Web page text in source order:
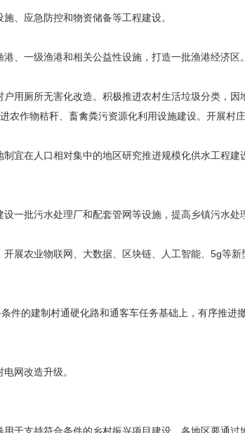
、应急防控和物资储备等工程建设。
、一级渔港和相关公益性设施，打造一批渔港经济区
用厕所无害化改造。积极推进农村生活垃圾分类，
作物秸秆、畜禽粪污资源化利用设施建设。开展村庄
宜在人口相对集中的地区研究推进规模化供水工程
一批污水处理厂和配套管网等设施，提高乡镇污水处
展农业物联网、大数据、区块链、人工智能、5g等
件的建制村通硬化路和通客车任务基础上，有序推进
网改造升级。